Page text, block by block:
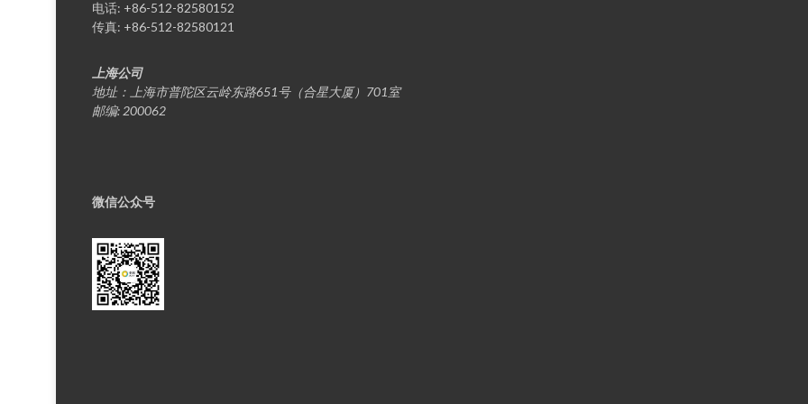
电话: +86-512-82580152
传真: +86-512-82580121
上海公司
地址：上海市普陀区云岭东路651号（合星大厦）701室
邮编: 200062
微信公众号